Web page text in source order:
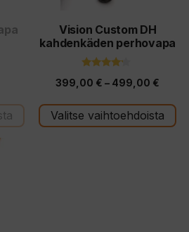
Vision Custom DH
kahdenkäden perhovapa
5:stä
399,00 € – 499,00 €
-
Valitse vaihtoehdoista
tuotteen
sivulla.